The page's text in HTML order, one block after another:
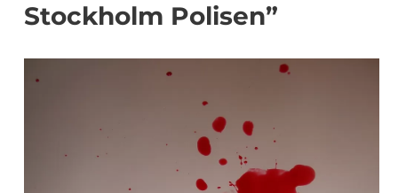
Stockholm Polisen”